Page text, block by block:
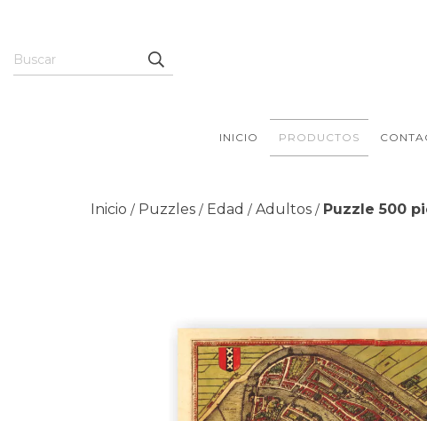
INICIO PRODUCTOS
Inicio / Puzzles / Edad / Adultos / Puzzle 500